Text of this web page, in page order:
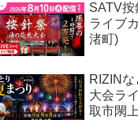
SATV
ライブ
渚町)
RIZIN
大会ラ
取市閖